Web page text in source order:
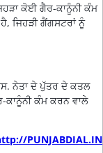
ਕੋਈ ਗੈਰ-ਕਾਨੂੰਨੀ ਕੰਮ
ਜਿਹੜੀ ਗੈਂਗਸਟਰਾਂ ਨੂੰ
ਨੇਤਾ ਦੇ ਪੁੱਤਰ ਦੇ ਕਤਲ
ਕਾਨੂੰਨੀ ਕੰਮ ਕਰਨ ਵਾਲੇ
PUNJABDIAL.IN